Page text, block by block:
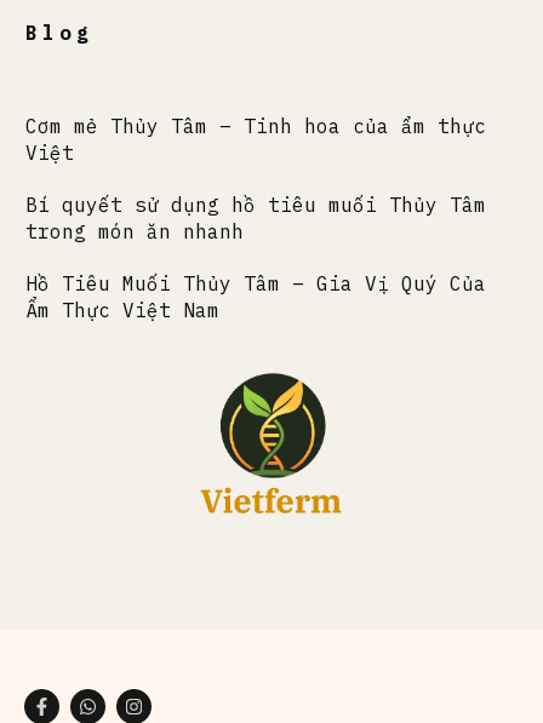
Blog
Cơm mẻ Thủy Tâm – Tinh hoa của ẩm thực
Việt
Bí quyết sử dụng hồ tiêu muối Thủy Tâm
trong món ăn nhanh
Hồ Tiêu Muối Thủy Tâm – Gia Vị Quý Của
Ẩm Thực Việt Nam